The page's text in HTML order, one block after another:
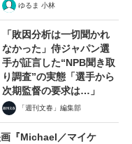
ゆるま 小林
「敗因分析は一切聞かれ
なかった」侍ジャパン選
手が証言した“NPB聞き取
り調査”の実態「選手から
次期監督の要求は…」
「週刊文春」編集部
画『Michael／マイケ